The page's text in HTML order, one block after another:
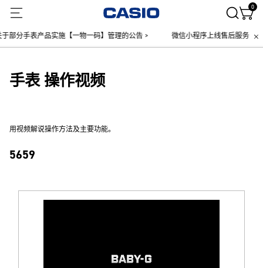
0
部分手表产品实施【一物一码】管理的公告 > 微信小程序上线售后服务公告
手表 操作视频
用视频解说操作方法及主要功能。
5659